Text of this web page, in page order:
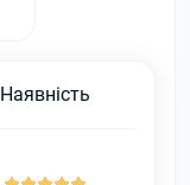
Наявність